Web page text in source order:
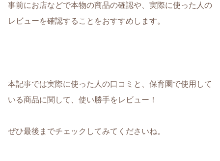
事前にお店などで本物の商品の確認や、実際に使った人の
レビューを確認することをおすすめします。
本記事では実際に使った人の口コミと、保育園で使用して
いる商品に関して、使い勝手をレビュー！
ぜひ最後までチェックしてみてくださいね。